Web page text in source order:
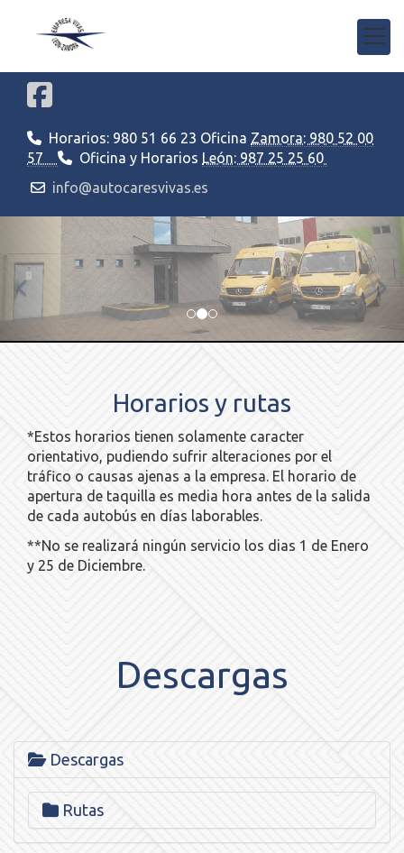
Horarios: 980 51 66 23 Oficina Zamora: 980 52 00
57
Oficina y Horarios León: 987 25 25 60
info@autocaresvivas.es
prev
Horarios y rutas
*Estos horarios tienen solamente caracter
orientativo, pudiendo sufrir alteraciones por el
tráfico o causas ajenas a la empresa. El horario de
apertura de taquilla es media hora antes de la salida
de cada autobús en días laborables.
**No se realizará ningún servicio los dias 1 de Enero
y 25 de Diciembre.
Descargas
Descargas
Rutas